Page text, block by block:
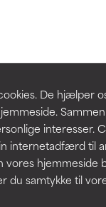
De hjælper
interesser.
internetadfærd til
vores hjemmeside
du samtykke til
Regulations
eller
andre
eller
andre